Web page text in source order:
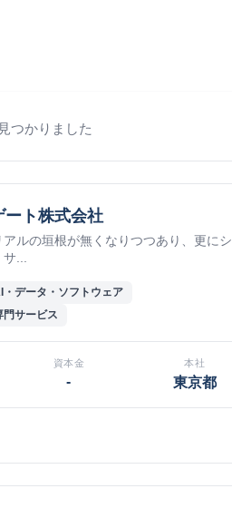
つかりました
ート株式会社
アルの垣根が無くなりつつあり、更にシ
...
・データ・ソフトウェア
門サービス
資本金
-
本社
東京都